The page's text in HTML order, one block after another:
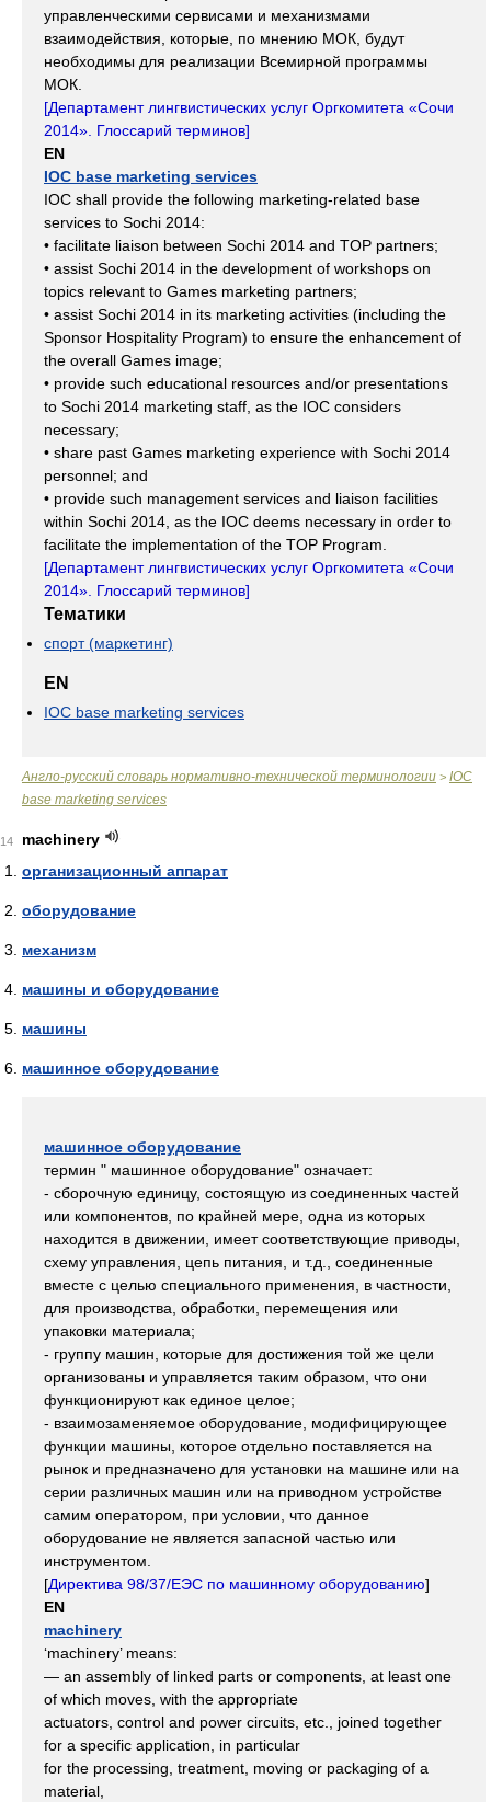
управленческими сервисами и механизмами
взаимодействия, которые, по мнению МОК, будут
необходимы для реализации Всемирной программы
МОК.
[Департамент лингвистических услуг Оргкомитета «Сочи
2014». Глоссарий терминов]
EN
IOC base marketing services
IOC shall provide the following marketing-related base
services to Sochi 2014:
• facilitate liaison between Sochi 2014 and TOP partners;
• assist Sochi 2014 in the development of workshops on
topics relevant to Games marketing partners;
• assist Sochi 2014 in its marketing activities (including the
Sponsor Hospitality Program) to ensure the enhancement of
the overall Games image;
• provide such educational resources and/or presentations
to Sochi 2014 marketing staff, as the IOC considers
necessary;
• share past Games marketing experience with Sochi 2014
personnel; and
• provide such management services and liaison facilities
within Sochi 2014, as the IOC deems necessary in order to
facilitate the implementation of the TOP Program.
[Департамент лингвистических услуг Оргкомитета «Сочи
2014». Глоссарий терминов]
Тематики
спорт (маркетинг)
EN
IOC base marketing services
Англо-русский словарь нормативно-технической терминологии > IOC
base marketing services
14
machinery
организационный аппарат
оборудование
механизм
машины и оборудование
машины
машинное оборудование
машинное оборудование
термин " машинное оборудование" означает:
- сборочную единицу, состоящую из соединенных частей
или компонентов, по крайней мере, одна из которых
находится в движении, имеет соответствующие приводы,
схему управления, цепь питания, и т.д., соединенные
вместе с целью специального применения, в частности,
для производства, обработки, перемещения или
упаковки материала;
- группу машин, которые для достижения той же цели
организованы и управляется таким образом, что они
функционируют как единое целое;
- взаимозаменяемое оборудование, модифицирующее
функции машины, которое отдельно поставляется на
рынок и предназначено для установки на машине или на
серии различных машин или на приводном устройстве
самим оператором, при условии, что данное
оборудование не является запасной частью или
инструментом.
[Директива 98/37/ЕЭС по машинному оборудованию]
EN
machinery
‘machinery’ means:
— an assembly of linked parts or components, at least one
of which moves, with the appropriate
actuators, control and power circuits, etc., joined together
for a specific application, in particular
for the processing, treatment, moving or packaging of a
material,